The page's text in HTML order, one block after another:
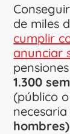
de miles
cumplir
anunciar
1.300
(público
necesaria
hombres)